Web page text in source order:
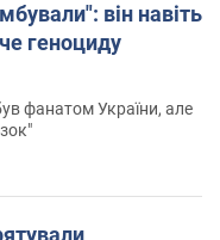
він навіть
геноциду
фанатом України, але